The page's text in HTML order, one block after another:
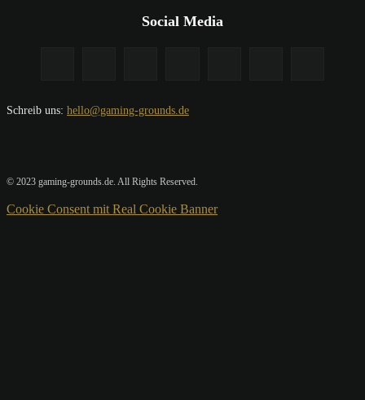
Social Media
Schreib uns: hello@gaming-grounds.de
© 2023 gaming-grounds.de. All Rights Reserved.
Cookie Consent mit Real Cookie Banner